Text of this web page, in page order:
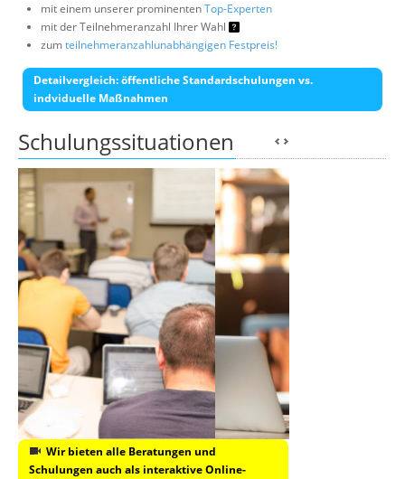
mit einem unserer prominentenTop-Experten
mit der Teilnehmeranzahl Ihrer Wahl
zumteilnehmeranzahlunabhängigen Festpreis!
Detailvergleich: öffentliche Standardschulungen vs.
indviduelle Maßnahmen
Schulungssituationen
Wir bieten alle Beratungen und
Schulungen auch als interaktive Online-